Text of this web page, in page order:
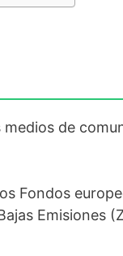
de
Fondos
Emisiones